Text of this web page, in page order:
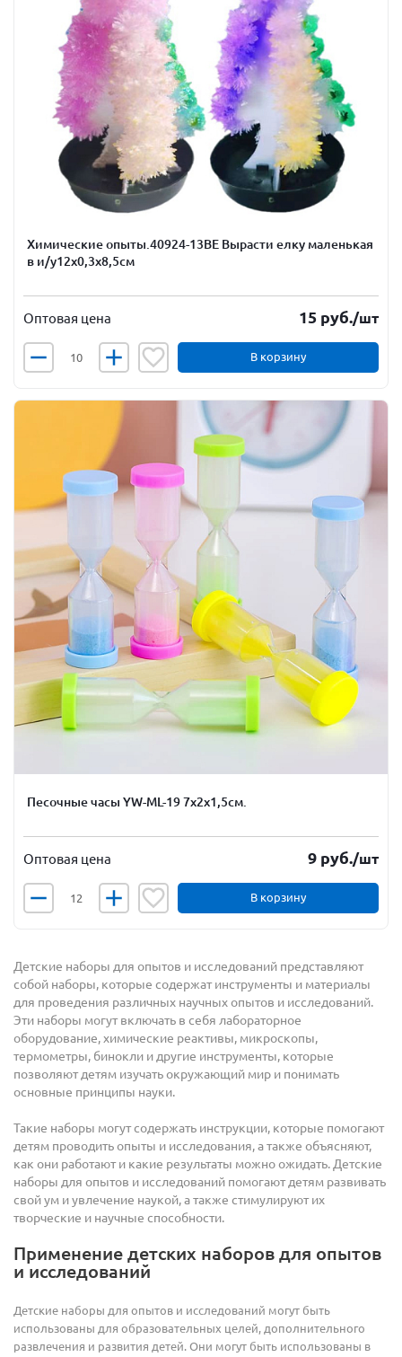
Химические опыты.40924-13ВЕ Вырасти елку маленькая
в и/у12х0,3х8,5см
Оптовая цена 15 руб./шт
В корзину
Песочные часы YW-ML-19 7х2х1,5см.
Оптовая цена 9 руб./шт
В корзину
Детские наборы для опытов и исследований представляют
собой наборы, которые содержат инструменты и материалы
для проведения различных научных опытов и исследований.
Эти наборы могут включать в себя лабораторное
оборудование, химические реактивы, микроскопы,
термометры, бинокли и другие инструменты, которые
позволяют детям изучать окружающий мир и понимать
основные принципы науки.
Такие наборы могут содержать инструкции, которые помогают
детям проводить опыты и исследования, а также объясняют,
как они работают и какие результаты можно ожидать. Детские
наборы для опытов и исследований помогают детям развивать
свой ум и увлечение наукой, а также стимулируют их
творческие и научные способности.
Применение детских наборов для опытов
и исследований
Детские наборы для опытов и исследований могут быть
использованы для образовательных целей, дополнительного
развлечения и развития детей. Они могут быть использованы в